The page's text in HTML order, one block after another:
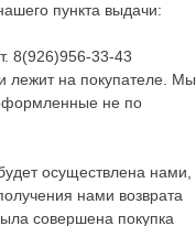
пункта выдачи:
8(926)956-33-43
лежит на покупателе. Мы
не по
осуществлена нами,
нами возврата
совершена покупка